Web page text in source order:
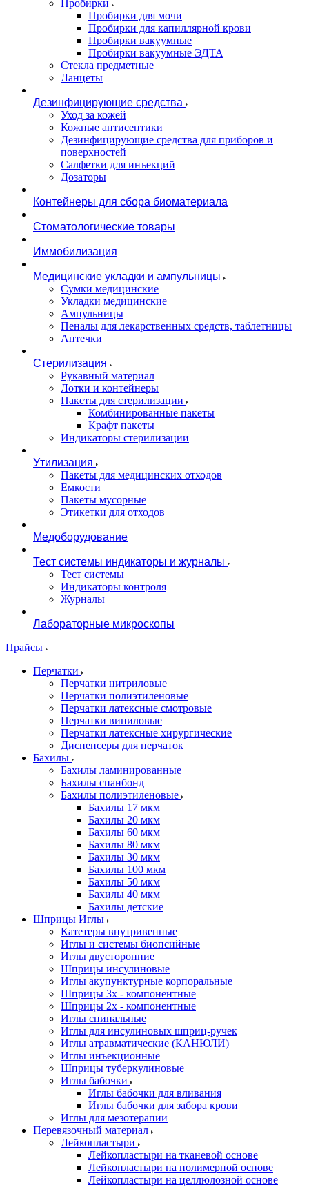
Пробирки
Пробирки для мочи
Пробирки для капиллярной крови
Пробирки вакуумные
Пробирки вакуумные ЭДТА
Стекла предметные
Ланцеты
Дезинфицирующие средства
Уход за кожей
Кожные антисептики
Дезинфицирующие средства для приборов и
поверхностей
Салфетки для инъекций
Дозаторы
Контейнеры для сбора биоматериала
Стоматологические товары
Иммобилизация
Медицинские укладки и ампульницы
Сумки медицинские
Укладки медицинские
Ампульницы
Пеналы для лекарственных средств, таблетницы
Аптечки
Стерилизация
Рукавный материал
Лотки и контейнеры
Пакеты для стерилизации
Комбинированные пакеты
Крафт пакеты
Индикаторы стерилизации
Утилизация
Пакеты для медицинских отходов
Емкости
Пакеты мусорные
Этикетки для отходов
Медоборудование
Тест системы индикаторы и журналы
Тест системы
Индикаторы контроля
Журналы
Лабораторные микроскопы
Прайсы
Перчатки
Перчатки нитриловые
Перчатки полиэтиленовые
Перчатки латексные смотровые
Перчатки виниловые
Перчатки латексные хирургические
Диспенсеры для перчаток
Бахилы
Бахилы ламинированные
Бахилы спанбонд
Бахилы полиэтиленовые
Бахилы 17 мкм
Бахилы 20 мкм
Бахилы 60 мкм
Бахилы 80 мкм
Бахилы 30 мкм
Бахилы 100 мкм
Бахилы 50 мкм
Бахилы 40 мкм
Бахилы детские
Шприцы Иглы
Катетеры внутривенные
Иглы и системы биопсийные
Иглы двусторонние
Шприцы инсулиновые
Иглы акупунктурные корпоральные
Шприцы 3х - компонентные
Шприцы 2х - компонентные
Иглы спинальные
Иглы для инсулиновых шприц-ручек
Иглы атравматические (КАНЮЛИ)
Иглы инъекционные
Шприцы туберкулиновые
Иглы бабочки
Иглы бабочки для вливания
Иглы бабочки для забора крови
Иглы для мезотерапии
Перевязочный материал
Лейкопластыри
Лейкопластыри на тканевой основе
Лейкопластыри на полимерной основе
Лейкопластыри на целлюлозной основе